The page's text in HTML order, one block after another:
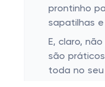
prontinho
sapatilhas
E, claro,
são
toda no